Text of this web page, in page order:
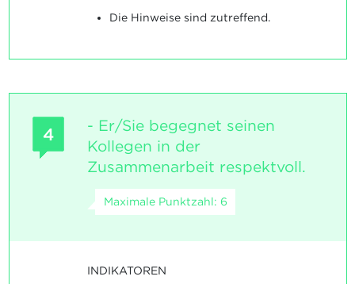
Die Hinweise sind zutreffend.
4
- Er/Sie begegnet seinen
Kollegen in der
Zusammenarbeit respektvoll.
Maximale Punktzahl: 6
INDIKATOREN